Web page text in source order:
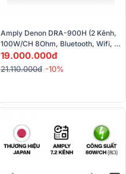
Amply Denon DRA-900H (2 Kênh,
100W/CH 8Ohm, Bluetooth, Wifi,
Heos, Airplay 2, HDMI, Optical)
19.000.000đ
21.110.000đ -10%